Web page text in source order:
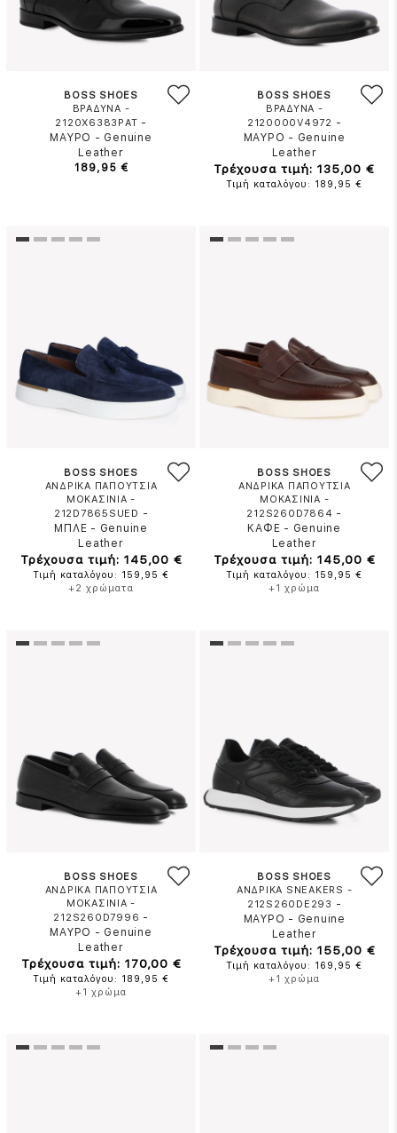
BOSS SHOES
ΒΡΑΔΥΝΑ -
2120X6383PAT -
ΜΑΥΡΟ - Genuine
Leather
189,95 €
BOSS SHOES
ΒΡΑΔΥΝΑ -
2120000V4972 -
ΜΑΥΡΟ - Genuine
Leather
Τρέχουσα τιμή: 135,00 €
Τιμή καταλόγου: 189,95 €
BOSS SHOES
ΑΝΔΡΙΚΑ ΠΑΠΟΥΤΣΙΑ
ΜΟΚΑΣΙΝΙΑ -
212D7865SUED -
ΜΠΛΕ - Genuine
Leather
Τρέχουσα τιμή: 145,00 €
Τιμή καταλόγου: 159,95 €
+2 χρώματα
BOSS SHOES
ΑΝΔΡΙΚΑ ΠΑΠΟΥΤΣΙΑ
ΜΟΚΑΣΙΝΙΑ -
212S260D7864 -
ΚΑΦΕ - Genuine
Leather
Τρέχουσα τιμή: 145,00 €
Τιμή καταλόγου: 159,95 €
+1 χρώμα
BOSS SHOES
ΑΝΔΡΙΚΑ ΠΑΠΟΥΤΣΙΑ
ΜΟΚΑΣΙΝΙΑ -
212S260D7996 -
ΜΑΥΡΟ - Genuine
Leather
Τρέχουσα τιμή: 170,00 €
Τιμή καταλόγου: 189,95 €
+1 χρώμα
BOSS SHOES
ΑΝΔΡΙΚΑ SNEAKERS -
212S260DE293 -
ΜΑΥΡΟ - Genuine
Leather
Τρέχουσα τιμή: 155,00 €
Τιμή καταλόγου: 169,95 €
+1 χρώμα